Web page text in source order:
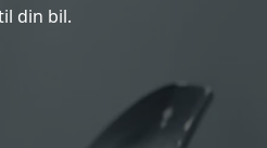
din bil.